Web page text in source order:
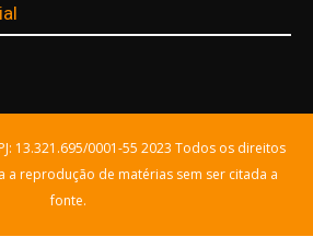
13.321.695/0001-55 2023 Todos os direitos
a reprodução de matérias sem ser citada a
fonte.